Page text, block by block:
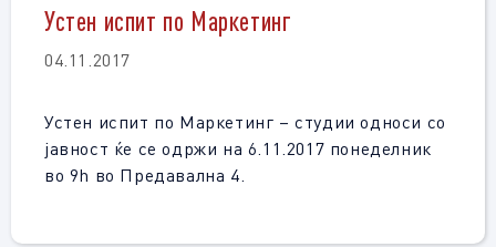
Устен испит по Маркетинг
04.11.2017
Устен испит по Маркетинг – студии односи со
јавност ќе се одржи на 6.11.2017 понеделник
во 9h во Предавална 4.